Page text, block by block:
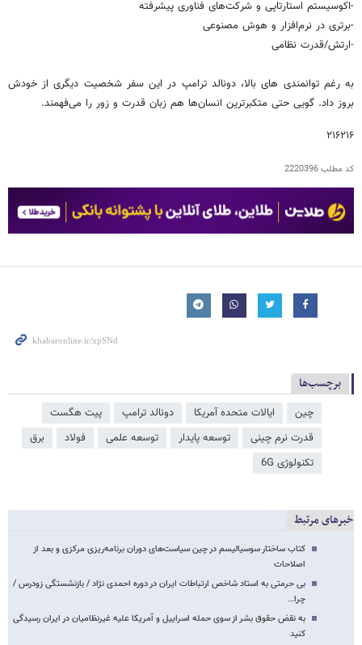
-اکوسیستم استارتاپی و شرکت‌های فناوری پیشرفته
-برتری در نرم‌افزار و هوش مصنوعی
-ارتش/قدرت نظامی
به رغم توانمندی های بالا، دونالد ترامپ در این سفر شخصیت دیگری از خودش
بروز داد. گویی حتی متکبرترین انسان‌ها هم زبان قدرت و زور را می‌فهمند.
۲۱۶۲۱۶
کد مطلب2220396
برچسب‌ها
چین ایالات متحده آمریکا دونالد ترامپ
پیت هگست
قدرت نرم چینی
توسعه پایدار توسعه علمی فولاد
برق
تکنولوژی 6G
خبرهای مرتبط
کتاب ساختار سوسیالیسم در چین سیاست‌های دوران برنامه‌ریزی مرکزی و بعد از
اصلاحات
بی حرمتی به استاد شاخص ارتباطات ایران در دوره احمدی نژاد / بازنشستگی زودرس /
چرا…
به نقض حقوق بشر از سوی حمله اسراییل و آمریکا علیه غیرنظامیان در ایران رسیدگی
کنید